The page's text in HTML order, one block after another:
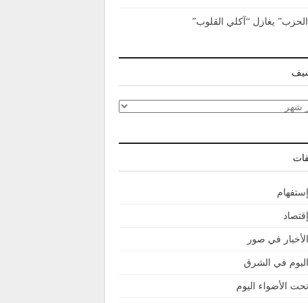
يغازل “آكلي القلوب”
إستفهام
إقتصاد
الأخبار في صور
اليوم في الشرق
تحت الأضواء اليوم